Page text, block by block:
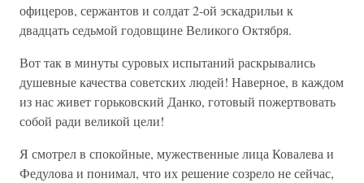
офицеров, сержантов и солдат 2-ой эскадрильи к
двадцать седьмой годовщине Великого Октября.
Вот так в минуты суровых испытаний раскрывались
душевные качества советских людей! Наверное, в каждом
из нас живет горьковский Данко, готовый пожертвовать
собой ради великой цели!
Я смотрел в спокойные, мужественные лица Ковалева и
Федулова и понимал, что их решение созрело не сейчас,